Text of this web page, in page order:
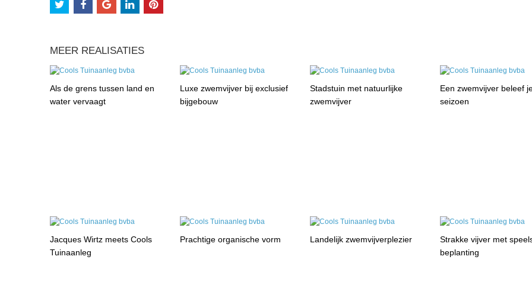
MEER REALISATIES
Als de grens tussen land en
water vervaagt
Luxe zwemvijver bij exclusief
bijgebouw
Stadstuin met natuurlijke
zwemvijver
Een zwemvijver beleef
seizoen
Jacques Wirtz meets Cools
Tuinaanleg
Prachtige organische vorm Landelijk zwemvijverplezier
Strakke vijver met
beplanting